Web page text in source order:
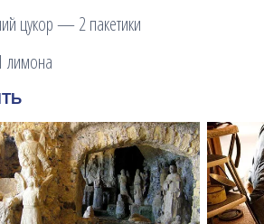
цукор — 2 пакетики
лимона